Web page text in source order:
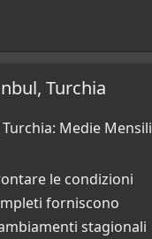
Turchia
Medie Mensili
le condizioni
forniscono
stagionali